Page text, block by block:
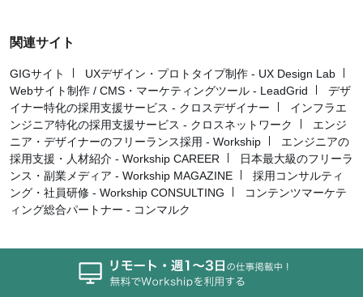
関連サイト
GIGサイト
UXデザイン・プロトタイプ制作 - UX Design Lab
Webサイト制作 / CMS・マーケティングツール - LeadGrid
デザ
イナー特化の採用支援サービス - クロスデザイナー
インフラエ
ンジニア特化の採用支援サービス - クロスネットワーク
エンジ
ニア・デザイナーのフリーランス採用 - Workship
エンジニアの
採用支援・人材紹介 - Workship CAREER
日本最大級のフリーラ
ンス・副業メディア - Workship MAGAZINE
採用コンサルティ
ング・社員研修 - Workship CONSULTING
コンテンツマーケテ
ィング総合パートナー - コンマルク
Workship MAGAZINE（ワークシップ マガジン）は、日本最大級
のHR・フリーランスメディアです。企業の採用課題を解決し、個